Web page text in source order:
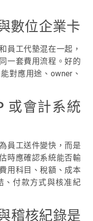
數位企業卡
員工代墊混在一起，
一套費用流程。好的
對應用途、owner、
或會計系統
員工送件變快，而是
時應確認系統能否輸
用科目、稅額、成本
、付款方式與核准紀
稽核紀錄是